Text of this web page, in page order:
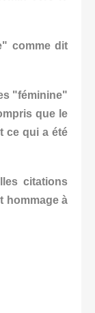
comme dit
"féminine"
que le
ce qui a été
citations
hommage à